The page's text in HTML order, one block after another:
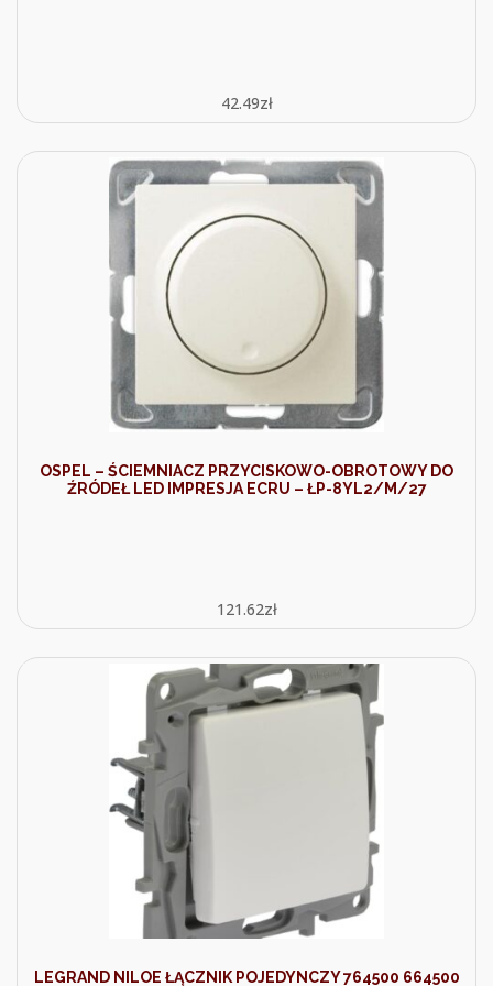
42.49zł
OSPEL – ŚCIEMNIACZ PRZYCISKOWO-OBROTOWY DO
ŹRÓDEŁ LED IMPRESJA ECRU – ŁP-8YL2/M/27
121.62zł
LEGRAND NILOE ŁĄCZNIK POJEDYNCZY 764500 664500